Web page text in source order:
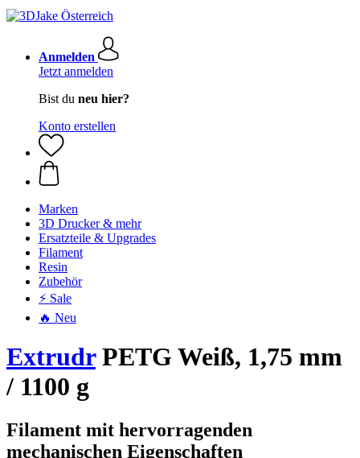
Anmelden
Jetzt anmelden
Bist du neu hier?
Konto erstellen
Marken
3D Drucker & mehr
Ersatzteile & Upgrades
Filament
Resin
Zubehör
⚡ Sale
🔥 Neu
ExtrudrPETG Weiß, 1,75 mm
/ 1100 g
Filament mit hervorragenden
mechanischen Eigenschaften